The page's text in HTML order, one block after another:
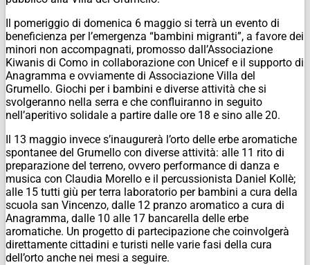
Il pomeriggio di domenica 6 maggio si terrà un evento di
beneficienza per l’emergenza “bambini migranti”, a favore dei
minori non accompagnati, promosso dall’Associazione
Kiwanis di Como in collaborazione con Unicef e il supporto di
Anagramma e ovviamente di Associazione Villa del
Grumello. Giochi per i bambini e diverse attività che si
svolgeranno nella serra e che confluiranno in seguito
nell’aperitivo solidale a partire dalle ore 18 e sino alle 20.
Il 13 maggio invece s’inaugurerà l’orto delle erbe aromatiche
spontanee del Grumello con diverse attività: alle 11 rito di
preparazione del terreno, ovvero performance di danza e
musica con Claudia Morello e il percussionista Daniel Kollè;
alle 15 tutti giù per terra laboratorio per bambini a cura della
scuola san Vincenzo, dalle 12 pranzo aromatico a cura di
Anagramma, dalle 10 alle 17 bancarella delle erbe
aromatiche. Un progetto di partecipazione che coinvolgerà
direttamente cittadini e turisti nelle varie fasi della cura
dell’orto anche nei mesi a seguire.